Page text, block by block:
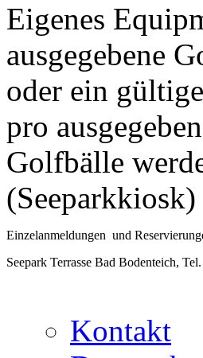
Eigenes
ausgegebene
oder ein
pro
Golfbälle
Einzelanmeldungen und
Seepark Terrasse Bad Bodenteich,
Kontakt